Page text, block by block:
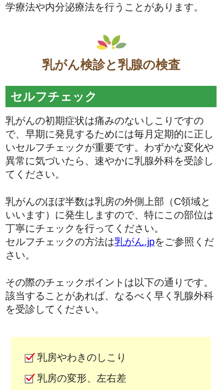
学療法や内分泌療法を行うことがあります。
乳がん検診と乳腺の検査
セルフチェック
乳がんの初期症状は痛みのないしこりですの
で、早期に発見するためには毎月定期的に正し
いセルフチェックが重要です。わずかな変化や
異常に気づいたら、速やかに乳腺外科を受診し
てください。
乳がんのほぼ半数は乳房の外側上部（C領域と
いいます）に発生しますので、特にこの部位は
丁寧にチェックを行ってください。
セルフチェックの方法は乳がん.jpをご参照くだ
さい。
その際のチェックポイントは以下の通りです。
該当することがあれば、なるべく早く乳腺外科
を受診してください。
乳房やわきのしこり
乳房の変形、左右差